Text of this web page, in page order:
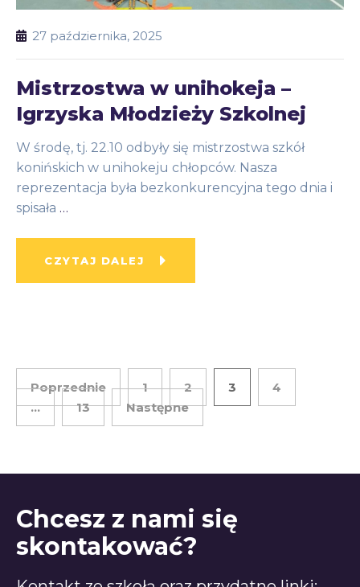
27 października, 2025
Mistrzostwa w unihokeja –
Igrzyska Młodzieży Szkolnej
W środę, tj. 22.10 odbyły się mistrzostwa szkół
konińskich w unihokeju chłopców. Nasza
reprezentacja była bezkonkurencyjna tego dnia i
spisała …
CZYTAJ DALEJ
Poprzednie 1 2 3
4
…
13 Następne
Chcesz z nami się
skontakować?